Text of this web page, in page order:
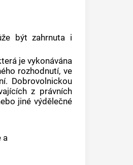
být zahrnuta i
je vykonávána
rozhodnutí, ve
Dobrovolnickou
z právních
jiné výdělečné
a